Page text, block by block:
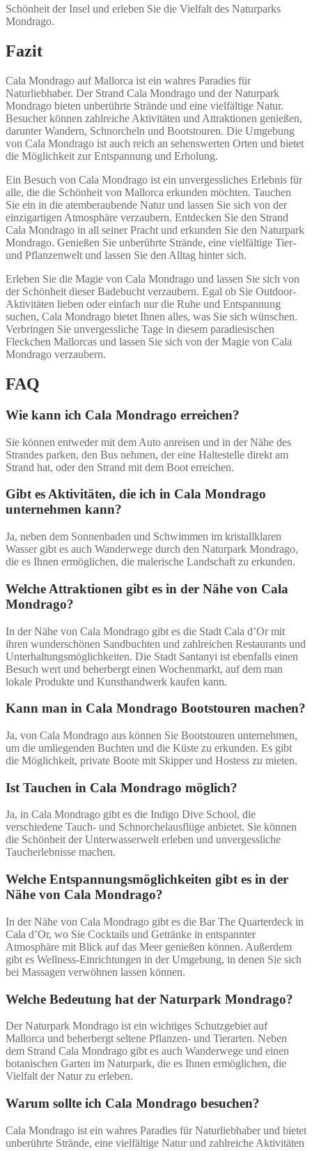
Schönheit der Insel und erleben Sie die Vielfalt des Naturparks
Mondrago.
Fazit
Cala Mondrago auf Mallorca ist ein wahres Paradies für
Naturliebhaber. Der Strand Cala Mondrago und der Naturpark
Mondrago bieten unberührte Strände und eine vielfältige Natur.
Besucher können zahlreiche Aktivitäten und Attraktionen genießen,
darunter Wandern, Schnorcheln und Bootstouren. Die Umgebung
von Cala Mondrago ist auch reich an sehenswerten Orten und bietet
die Möglichkeit zur Entspannung und Erholung.
Ein Besuch von Cala Mondrago ist ein unvergessliches Erlebnis für
alle, die die Schönheit von Mallorca erkunden möchten. Tauchen
Sie ein in die atemberaubende Natur und lassen Sie sich von der
einzigartigen Atmosphäre verzaubern. Entdecken Sie den Strand
Cala Mondrago in all seiner Pracht und erkunden Sie den Naturpark
Mondrago. Genießen Sie unberührte Strände, eine vielfältige Tier-
und Pflanzenwelt und lassen Sie den Alltag hinter sich.
Erleben Sie die Magie von Cala Mondrago und lassen Sie sich von
der Schönheit dieser Badebucht verzaubern. Egal ob Sie Outdoor-
Aktivitäten lieben oder einfach nur die Ruhe und Entspannung
suchen, Cala Mondrago bietet Ihnen alles, was Sie sich wünschen.
Verbringen Sie unvergessliche Tage in diesem paradiesischen
Fleckchen Mallorcas und lassen Sie sich von der Magie von Cala
Mondrago verzaubern.
FAQ
Wie kann ich Cala Mondrago erreichen?
Sie können entweder mit dem Auto anreisen und in der Nähe des
Strandes parken, den Bus nehmen, der eine Haltestelle direkt am
Strand hat, oder den Strand mit dem Boot erreichen.
Gibt es Aktivitäten, die ich in Cala Mondrago
unternehmen kann?
Ja, neben dem Sonnenbaden und Schwimmen im kristallklaren
Wasser gibt es auch Wanderwege durch den Naturpark Mondrago,
die es Ihnen ermöglichen, die malerische Landschaft zu erkunden.
Welche Attraktionen gibt es in der Nähe von Cala
Mondrago?
In der Nähe von Cala Mondrago gibt es die Stadt Cala d’Or mit
ihren wunderschönen Sandbuchten und zahlreichen Restaurants und
Unterhaltungsmöglichkeiten. Die Stadt Santanyi ist ebenfalls einen
Besuch wert und beherbergt einen Wochenmarkt, auf dem man
lokale Produkte und Kunsthandwerk kaufen kann.
Kann man in Cala Mondrago Bootstouren machen?
Ja, von Cala Mondrago aus können Sie Bootstouren unternehmen,
um die umliegenden Buchten und die Küste zu erkunden. Es gibt
die Möglichkeit, private Boote mit Skipper und Hostess zu mieten.
Ist Tauchen in Cala Mondrago möglich?
Ja, in Cala Mondrago gibt es die Indigo Dive School, die
verschiedene Tauch- und Schnorchelausflüge anbietet. Sie können
die Schönheit der Unterwasserwelt erleben und unvergessliche
Taucherlebnisse machen.
Welche Entspannungsmöglichkeiten gibt es in der
Nähe von Cala Mondrago?
In der Nähe von Cala Mondrago gibt es die Bar The Quarterdeck in
Cala d’Or, wo Sie Cocktails und Getränke in entspannter
Atmosphäre mit Blick auf das Meer genießen können. Außerdem
gibt es Wellness-Einrichtungen in der Umgebung, in denen Sie sich
bei Massagen verwöhnen lassen können.
Welche Bedeutung hat der Naturpark Mondrago?
Der Naturpark Mondrago ist ein wichtiges Schutzgebiet auf
Mallorca und beherbergt seltene Pflanzen- und Tierarten. Neben
dem Strand Cala Mondrago gibt es auch Wanderwege und einen
botanischen Garten im Naturpark, die es Ihnen ermöglichen, die
Vielfalt der Natur zu erleben.
Warum sollte ich Cala Mondrago besuchen?
Cala Mondrago ist ein wahres Paradies für Naturliebhaber und bietet
unberührte Strände, eine vielfältige Natur und zahlreiche Aktivitäten